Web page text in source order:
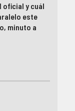
oficial y cuál
este
minuto a